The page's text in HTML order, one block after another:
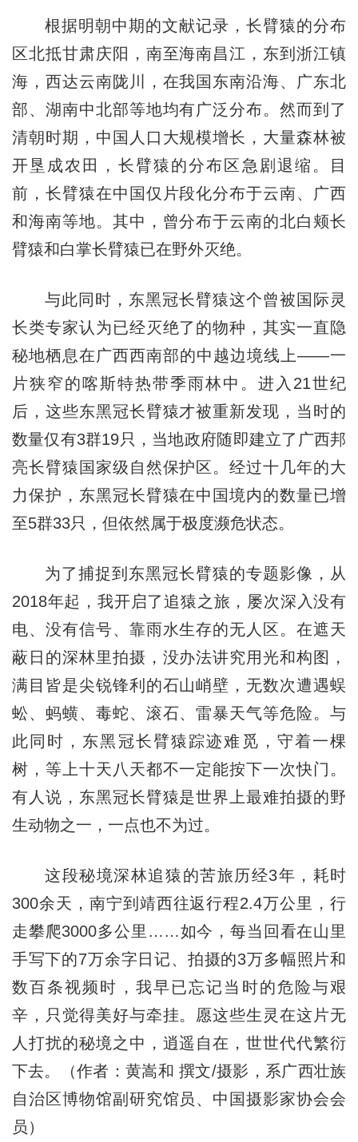
根据明朝中期的文献记录，长臂猿的分布
区北抵甘肃庆阳，南至海南昌江，东到浙江镇
海，西达云南陇川，在我国东南沿海、广东北
部、湖南中北部等地均有广泛分布。然而到了
清朝时期，中国人口大规模增长，大量森林被
开垦成农田，长臂猿的分布区急剧退缩。目
前，长臂猿在中国仅片段化分布于云南、广西
和海南等地。其中，曾分布于云南的北白颊长
臂猿和白掌长臂猿已在野外灭绝。
与此同时，东黑冠长臂猿这个曾被国际灵
长类专家认为已经灭绝了的物种，其实一直隐
秘地栖息在广西西南部的中越边境线上——一
片狭窄的喀斯特热带季雨林中。进入21世纪
后，这些东黑冠长臂猿才被重新发现，当时的
数量仅有3群19只，当地政府随即建立了广西邦
亮长臂猿国家级自然保护区。经过十几年的大
力保护，东黑冠长臂猿在中国境内的数量已增
至5群33只，但依然属于极度濒危状态。
为了捕捉到东黑冠长臂猿的专题影像，从
2018年起，我开启了追猿之旅，屡次深入没有
电、没有信号、靠雨水生存的无人区。在遮天
蔽日的深林里拍摄，没办法讲究用光和构图，
满目皆是尖锐锋利的石山峭壁，无数次遭遇蜈
蚣、蚂蟥、毒蛇、滚石、雷暴天气等危险。与
此同时，东黑冠长臂猿踪迹难觅，守着一棵
树，等上十天八天都不一定能按下一次快门。
有人说，东黑冠长臂猿是世界上最难拍摄的野
生动物之一，一点也不为过。
这段秘境深林追猿的苦旅历经3年，耗时
300余天，南宁到靖西往返行程2.4万公里，行
走攀爬3000多公里……如今，每当回看在山里
手写下的7万余字日记、拍摄的3万多幅照片和
数百条视频时，我早已忘记当时的危险与艰
辛，只觉得美好与牵挂。愿这些生灵在这片无
人打扰的秘境之中，逍遥自在，世世代代繁衍
下去。（作者：黄嵩和 撰文/摄影，系广西壮族
自治区博物馆副研究馆员、中国摄影家协会会
员）